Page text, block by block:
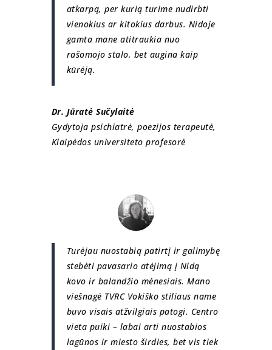
atkarpą, per kurią turime nudirbti
vienokius ar kitokius darbus. Nidoje
gamta mane atitraukia nuo
rašomojo stalo, bet augina kaip
kūrėją.
Dr. Jūratė Sučylaitė
Gydytoja psichiatrė, poezijos terapeutė,
Klaipėdos universiteto profesorė
Turėjau nuostabią patirtį ir galimybę
stebėti pavasario atėjimą į Nidą
kovo ir balandžio mėnesiais. Mano
viešnagė TVRC Vokiško stiliaus name
buvo visais atžvilgiais patogi. Centro
vieta puiki – labai arti nuostabios
lagūnos ir miesto širdies, bet vis tiek